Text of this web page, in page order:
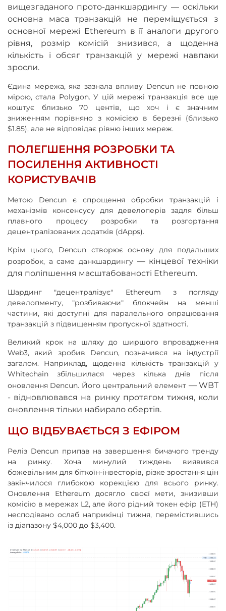
вищезгаданого прото-данкшардингу —оскільки
основна маса транзакцій не переміщується з
основної мережі Ethereum в її аналоги другого
рівня, розмір комісій знизився, а щоденна
кількість і обсяг транзакцій у мережі навпаки
зросли.
Єдина мережа, яка зазнала впливу Dencun не повною
мірою, стала Polygon. У цій мережі транзакція все ще
коштує близько 70 центів, що хоч і є значним
зниженням порівняно з комісією в березні (близько
$1.85), але не відповідає рівню інших мереж.
ПОЛЕГШЕННЯ РОЗРОБКИ ТА
ПОСИЛЕННЯ АКТИВНОСТІ
КОРИСТУВАЧІВ
Метою Dencun є спрощення обробки транзакцій і
механізмів консенсусу для девелоперів задля більш
плавного процесу розробки та розгортання
децентралізованих додатків (dApps).
Крім цього, Dencun створює основу для подальших
розробок, а саме данкшардингу —кінцевої техніки
для поліпшення масштабованості Ethereum.
Шардинг "децентралізує" Ethereum з погляду
девелопменту, "розбиваючи" блокчейн на менші
частини, які доступні для паралельного опрацювання
транзакцій з підвищенням пропускної здатності.
Великий крок на шляху до ширшого впровадження
Web3, який зробив Dencun, позначився на індустрії
загалом. Наприклад, щоденна кількість транзакцій у
Whitechain збільшилася через кілька днів після
оновлення Dencun. Його центральний елемент —WBT
- відновлювався на ринку протягом тижня, коли
оновлення тільки набирало обертів.
ЩО ВІДБУВАЄТЬСЯ З ЕФІРОМ
Реліз Dencun припав на завершення бичачого тренду
на ринку. Хоча минулий тиждень виявився
божевільним для біткоїн-інвесторів, різке зростання цін
закінчилося глибокою корекцією для всього ринку.
Оновлення Ethereum досягло своєї мети, знизивши
комісію в мережах L2, але його рідний токен ефір (ETH)
несподівано ослаб наприкінці тижня, перемістившись
із діапазону $4,000 до $3,400.